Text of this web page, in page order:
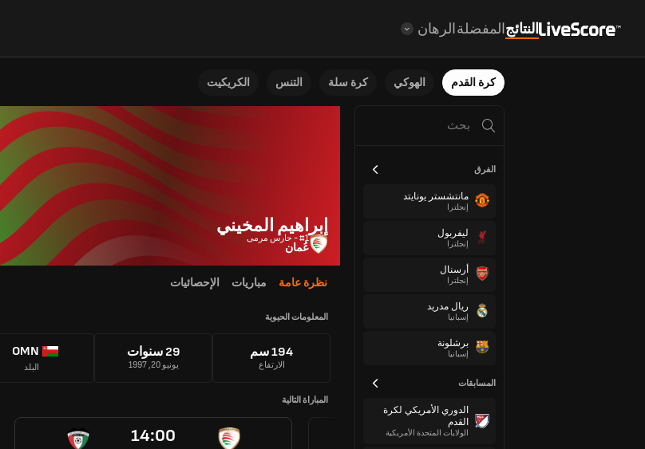
النتائجالمفضلةالرهان
كرة القدم الهوكي كرة سلة التنس الكريكيت
الفرق
مانتشستر يونايتد
إنجلترا
ليفربول
إنجلترا
أرسنال
إنجلترا
ريال مدريد
إسبانيا
برشلونة
إسبانيا
المسابقات
الدوري الأمريكي لكرة
القدم
الولايات المتحدة الأمريكية
إبراهيم المخيني
#1 - حارس مرمى
عُمان
نظرة عامة مباريات الإحصائيات
المعلومات الحيوية
194 سم
الارتفاع
29 سنوات
يونيو 20, 1997
OMN
البلد
المباراة التالية
14:00